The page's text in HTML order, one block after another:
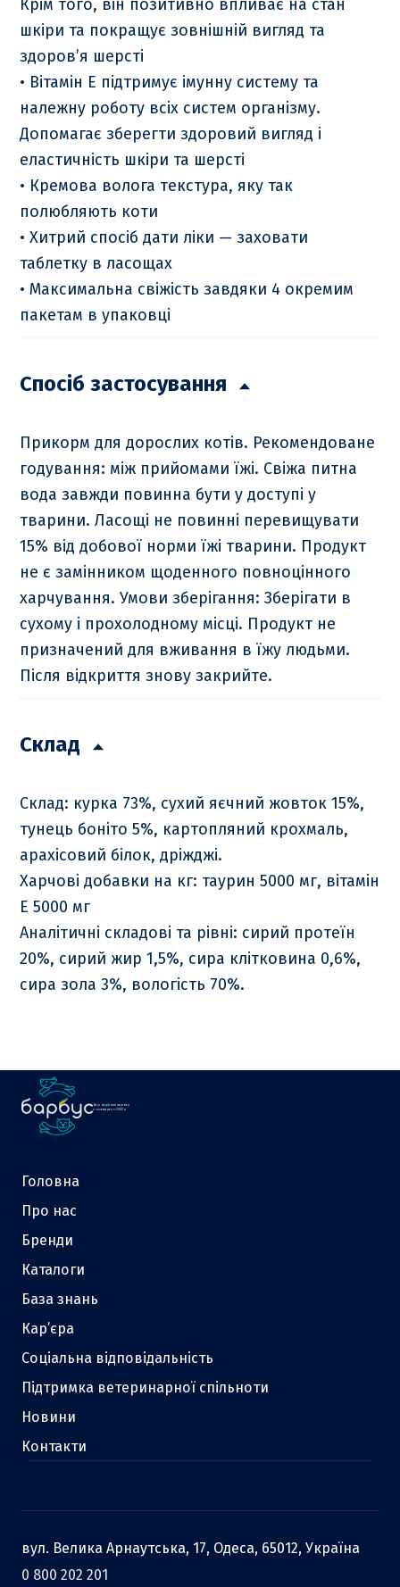
Крім того, він позитивно впливає на стан
шкіри та покращує зовнішній вигляд та
здоров’я шерсті
• Вітамін Е підтримує імунну систему та
належну роботу всіх систем організму.
Допомагає зберегти здоровий вигляд і
еластичність шкіри та шерсті
• Кремова волога текстура, яку так
полюбляють коти
• Хитрий спосіб дати ліки — заховати
таблетку в ласощах
• Максимальна свіжість завдяки 4 окремим
пакетам в упаковці
Спосіб застосування
Прикорм для дорослих котів. Рекомендоване
годування: між прийомами їжі. Свіжа питна
вода завжди повинна бути у доступі у
тварини. Ласощі не повинні перевищувати
15% від добової норми їжі тварини. Продукт
не є замінником щоденного повноцінного
харчування. Умови зберігання: Зберігати в
сухому і прохолодному місці. Продукт не
призначений для вживання в їжу людьми.
Після відкриття знову закрийте.
Склад
Склад: курка 73%, сухий яєчний жовток 15%,
тунець боніто 5%, картопляний крохмаль,
арахісовий білок, дріжджі.
Харчові добавки на кг: таурин 5000 мг, вітамін
Е 5000 мг
Аналітичні складові та рівні: сирий протеїн
20%, сирий жир 1,5%, сира клітковина 0,6%,
сира зола 3%, вологість 70%.
Ваш надійний партнер
у зоотоварах з 2000 р.
Головна
Про нас
Бренди
Каталоги
База знань
Кар’єра
Соціальна відповідальність
Підтримка ветеринарної спільноти
Новини
Контакти
вул. Велика Арнаутська, 17, Одеса, 65012, Україна
0 800 202 201